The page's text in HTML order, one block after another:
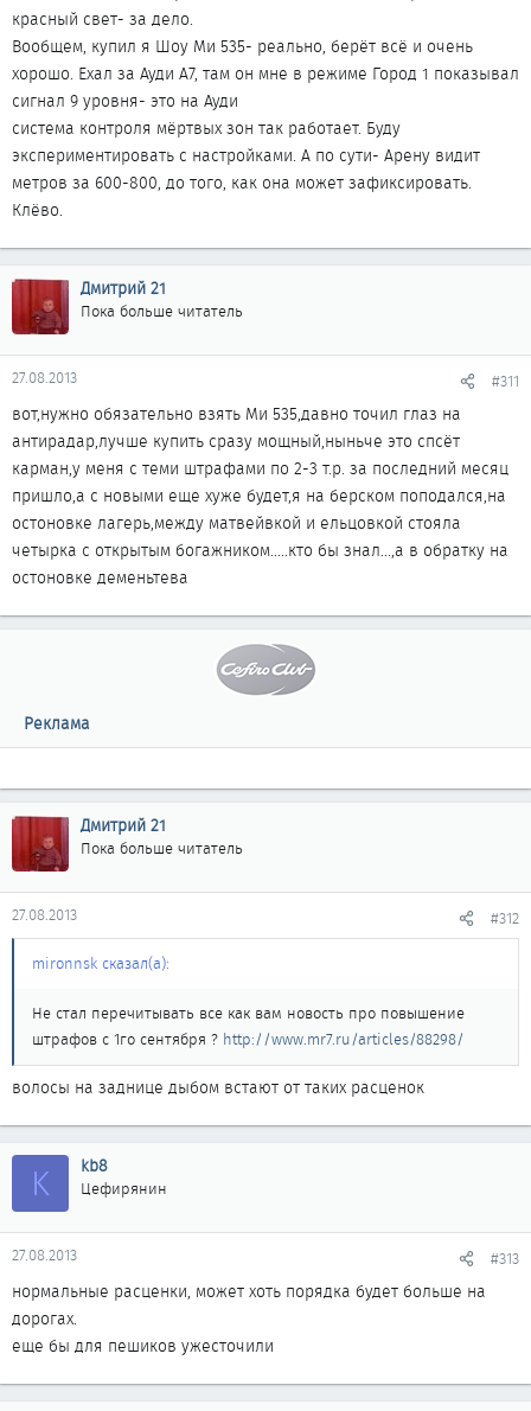
красный свет- за дело.
Вообщем, купил я Шоу Ми 535- реально, берёт всё и очень
хорошо. Ехал за Ауди А7, там он мне в режиме Город 1 показывал
сигнал 9 уровня- это на Ауди
система контроля мёртвых зон так работает. Буду
экспериментировать с настройками. А по сути- Арену видит
метров за 600-800, до того, как она может зафиксировать.
Клёво.
Дмитрий 21
Пока больше читатель
27.08.2013 #311
вот,нужно обязательно взять Ми 535,давно точил глаз на
антирадар,лучше купить сразу мощный,ныньче это спсёт
карман,у меня с теми штрафами по 2-3 т.р. за последний месяц
пришло,а с новыми еще хуже будет,я на берском поподался,на
остоновке лагерь,между матвейвкой и ельцовкой стояла
четырка с открытым богажником.....кто бы знал...,а в обратку на
остоновке деменьтева
Реклама
Дмитрий 21
Пока больше читатель
27.08.2013 #312
mironnsk сказал(а):
Не стал перечитывать все как вам новость про повышение
штрафов с 1го сентября ? http://www.mr7.ru/articles/88298/
волосы на заднице дыбом встают от таких расценок
K kb8
Цефирянин
27.08.2013 #313
нормальные расценки, может хоть порядка будет больше на
дорогах.
еще бы для пешиков ужесточили